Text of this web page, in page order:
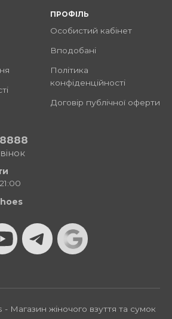
ПРОФІЛЬ
Особистий кабінет
Вподобані
Політика
конфіденційності
Договір публічної оферти
Магазин жіночого взуття та сумок